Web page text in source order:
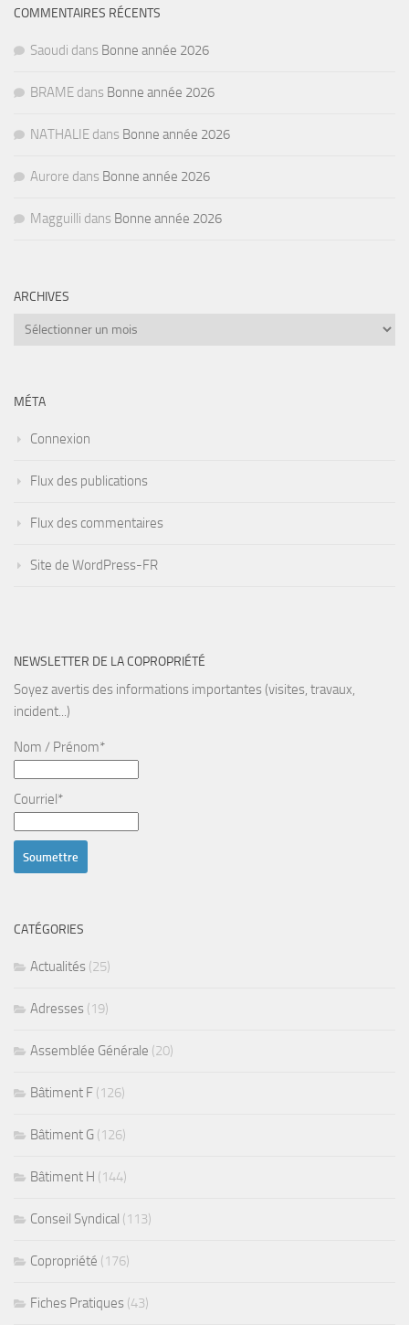
COMMENTAIRES RÉCENTS
Saoudi dans Bonne année 2026
BRAME dans Bonne année 2026
NATHALIE dans Bonne année 2026
Aurore dans Bonne année 2026
Magguilli dans Bonne année 2026
ARCHIVES
Archives
MÉTA
Connexion
Flux des publications
Flux des commentaires
Site de WordPress-FR
NEWSLETTER DE LA COPROPRIÉTÉ
Soyez avertis des informations importantes (visites, travaux,
incident...)
Nom / Prénom*
Courriel*
CATÉGORIES
Actualités (25)
Adresses (19)
Assemblée Générale (20)
Bâtiment F (126)
Bâtiment G (126)
Bâtiment H (144)
Conseil Syndical (113)
Copropriété (176)
Fiches Pratiques (43)